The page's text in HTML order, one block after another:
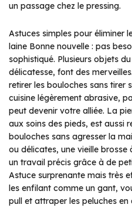
un passage chez le pressing.
Astuces simples pour éliminer
laine Bonne nouvelle : pas
sophistiqué. Plusieurs objets
délicatesse, font des
retirer les bouloches sans tirer
cuisine légèrement abrasive,
peut devenir votre alliée. La
aux soins des pieds, est aussi
bouloches sans agresser la
ou délicates, une vieille
un travail précis grâce à de
Astuce surprenante mais très
les enfilant comme un gant,
pull et attraper les peluches en